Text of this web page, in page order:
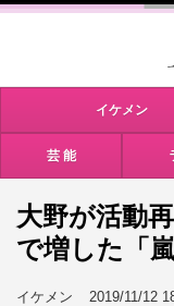
イケメン
芸 能
大野が活動
で増した「
イケメン 2019/11/12